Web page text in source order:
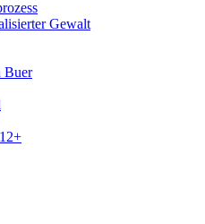
Gewalt
Buer